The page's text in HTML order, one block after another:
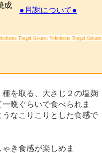
成
●月謝について●
Tougei Gakuen Yokohama Tougei Gakuen
を取る、大さじ２の塩麹
晩ぐらいで食べられま
なこりこりとした食感で
き食感が楽しめま